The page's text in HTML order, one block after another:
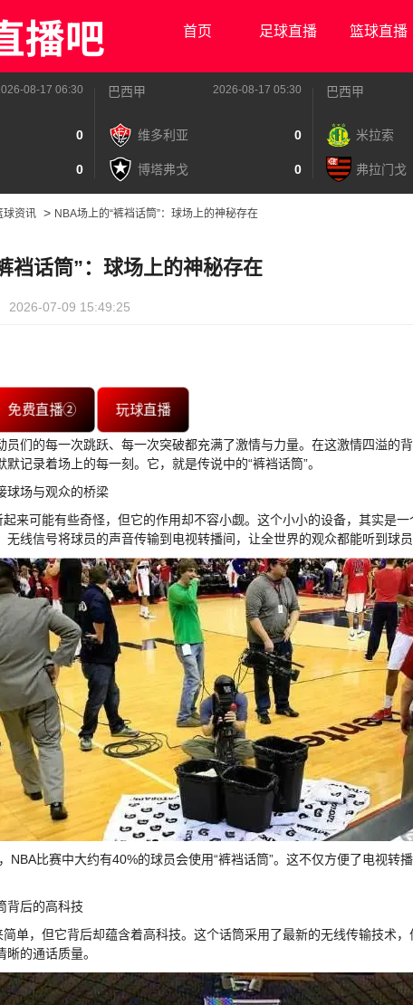
首页 足球直播 篮球直播
08-17 06:30
0
0
巴西甲 2026-08-17 05:30
维多利亚 0
博塔弗戈 0
巴西甲
米拉索
弗拉门戈
球资讯 > NBA场上的“裤裆话筒”：球场上的神秘存在
裆话筒”：球场上的神秘存在
2026-07-09 15:49:25
免费直播② 玩球直播
员们的每一次跳跃、每一次突破都充满了激情与力量。在这激情四溢的
记录着场上的每一刻。它，就是传说中的“裤裆话筒”。
球场与观众的桥梁
起来可能有些奇怪，但它的作用却不容小觑。这个小小的设备，其实是
无线信号将球员的声音传输到电视转播间，让全世界的观众都能听到球员
NBA比赛中大约有40%的球员会使用“裤裆话筒”。这不仅方便了电视转
背后的高科技
简单，但它背后却蕴含着高科技。这个话筒采用了最新的无线传输技术
的通话质量。